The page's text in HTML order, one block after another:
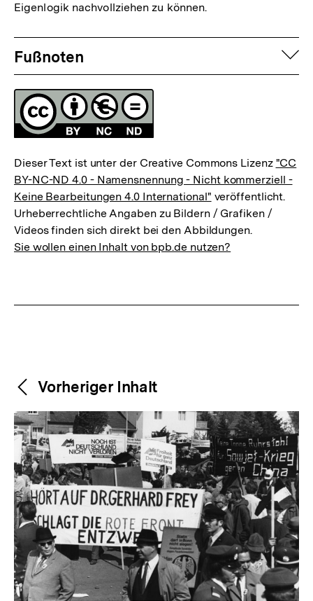
Eigenlogik nachvollziehen zu können.
Fussnoten
Fußnoten
Lizenz
Dieser Text ist unter der Creative Commons Lizenz "CC
BY-NC-ND 4.0 - Namensnennung - Nicht kommerziell -
Keine Bearbeitungen 4.0 International" veröffentlicht.
Urheberrechtliche Angaben zu Bildern / Grafiken /
Videos finden sich direkt bei den Abbildungen.
Sie wollen einen Inhalt von bpb.de nutzen?
Weitere
Inhalte
Content-
Navigation
Vorheriger Inhalt